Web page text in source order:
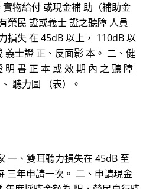
物給付 或現金補 助（補助金
榮民 證或義士 證之聽障 人員
損失 在 45dB 以上， 110dB 以
義士證 正、反面影 本。 二、健
明 書 正 本 或 效 期 內 之 聽 障
聽力圖 （表）。
一、雙耳聽力損失在 45dB 至
三年申請一次。 二、申請現金